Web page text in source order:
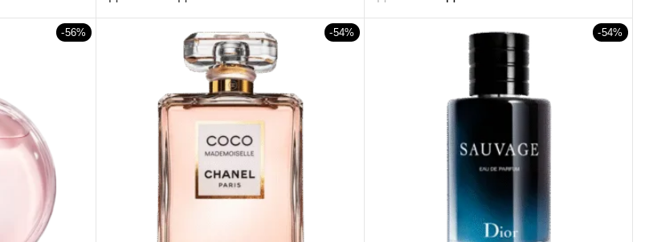
out of 5
out of 5
-56% -54% -54%